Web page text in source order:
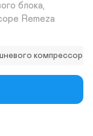
блока,
Remeza
компрессора